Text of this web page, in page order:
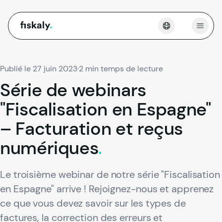
fiskaly.
Publié le 27 juin 2023·2 min temps de lecture
Série de webinars
"Fiscalisation en Espagne"
– Facturation et reçus
numériques.
Le troisième webinar de notre série "Fiscalisation
en Espagne" arrive ! Rejoignez-nous et apprenez
ce que vous devez savoir sur les types de
factures, la correction des erreurs et